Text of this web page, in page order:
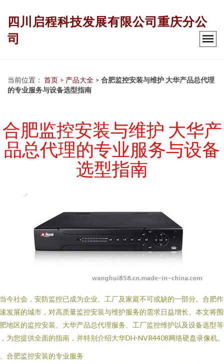
四川启程科技发展有限公司重庆分公
司
当前位置： 首页 > 产品大全 > 合肥监控安装与维护 大华产品总代理
的专业服务与设备选型指南
合肥监控安装与维护 大华产
品总代理的专业服务与设备
选型指南
今社会，安防监控已成为企业、工厂及家庭不可或缺的一部分。合肥
发展的城市，对高质量监控安装与维护服务的需求日益增长。本文将
地区的监控安装、大华产品总代理服务、工厂监控维护以及设备选型
为您提供全面的指南，并特别介绍大华DH-NVR4408网络硬盘录像机。
合肥监控安装的专业服务